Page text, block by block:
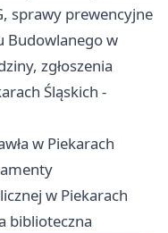
sprawy prewencyjne
Budowlanego w
zgłoszenia
Śląskich -
w Piekarach
w Piekarach
biblioteczna